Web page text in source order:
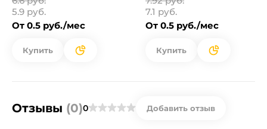
5.9 руб.
От 0.5 руб./мес
Купить
7.1 руб.
От 0.5 руб./мес
Купить
Отзывы (0)0 Добавить отзыв